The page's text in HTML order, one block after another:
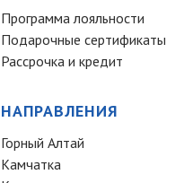
Программа лояльности
Подарочные сертификаты
Рассрочка и кредит
НАПРАВЛЕНИЯ
Горный Алтай
Камчатка